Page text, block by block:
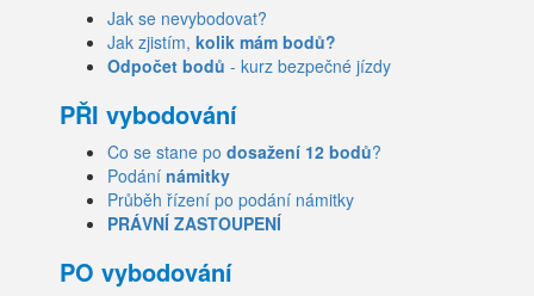
Jak se nevybodovat?
Jak zjistím, kolik mám bodů?
Odpočet bodů - kurz bezpečné jízdy
PŘI vybodování
Co se stane po dosažení 12 bodů?
Podání námitky
Průběh řízení po podání námitky
PRÁVNÍ ZASTOUPENÍ
PO vybodování